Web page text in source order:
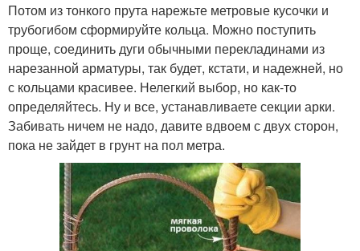
Потом из тонкого прута нарежьте метровые кусочки и
трубогибом сформируйте кольца. Можно поступить
проще, соединить дуги обычными перекладинами из
нарезанной арматуры, так будет, кстати, и надежней, но
с кольцами красивее. Нелегкий выбор, но как-то
определяйтесь. Ну и все, устанавливаете секции арки.
Забивать ничем не надо, давите вдвоем с двух сторон,
пока не зайдет в грунт на пол метра.